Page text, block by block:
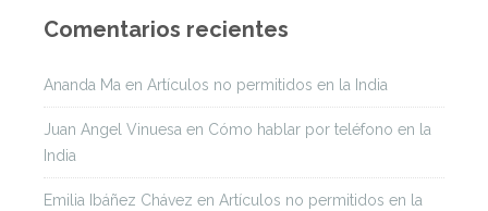
Comentarios recientes
Ananda Ma en Artículos no permitidos en la India
Juan Angel Vinuesa en Cómo hablar por teléfono en la
India
Emilia Ibáñez Chávez en Artículos no permitidos en la